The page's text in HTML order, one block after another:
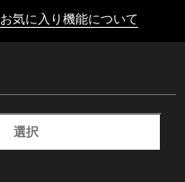
お気に入り機能について
選択